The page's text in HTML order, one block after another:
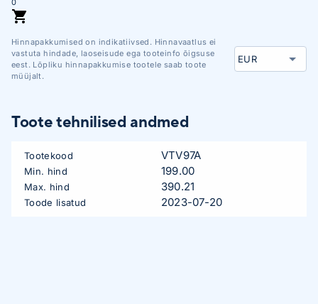
0
Hinnapakkumised on indikatiivsed. Hinnavaatlus ei
vastuta hindade, laoseisude ega tooteinfo õigsuse
eest. Lõpliku hinnapakkumise tootele saab toote
müüjalt.
Toote tehnilised andmed
Tootekood VTV97A
Min. hind 199.00
Max. hind 390.21
Toode lisatud 2023-07-20